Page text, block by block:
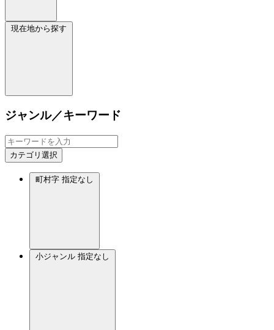
現在地から探す
ジャンル／キーワード
カテゴリ選択
町村字 指定なし
小ジャンル 指定なし